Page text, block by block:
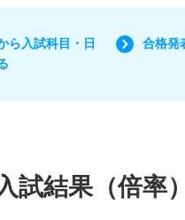
ら入試科目・日
合格発
試結果（倍率）